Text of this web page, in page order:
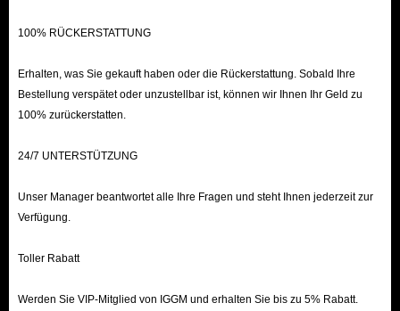
100% RÜCKERSTATTUNG
Erhalten, was Sie gekauft haben oder die Rückerstattung. Sobald Ihre
Bestellung verspätet oder unzustellbar ist, können wir Ihnen Ihr Geld zu
100% zurückerstatten.
24/7 UNTERSTÜTZUNG
Unser Manager beantwortet alle Ihre Fragen und steht Ihnen jederzeit zur
Verfügung.
Toller Rabatt
Werden Sie VIP-Mitglied von IGGM und erhalten Sie bis zu 5% Rabatt.